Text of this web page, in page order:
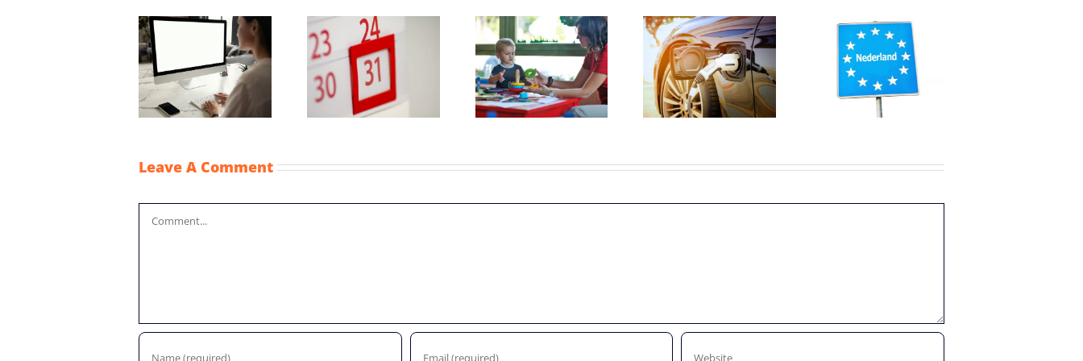
Vaststellingsaanvraag
NOW-1
Maximum
uurprijzen
kinderopvangtoeslag
2022
Subsidiebedragen
nieuwe
elektrische auto’s
worden lager
Afspraken
thuiswerken
grensarbeiders
verlengd
Leave A Comment